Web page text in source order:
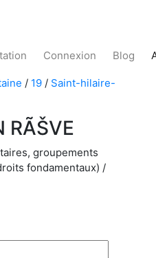
Connexion Blog
/ 19 / Saint-hilaire-
RÃŠVE
groupements
fondamentaux) /